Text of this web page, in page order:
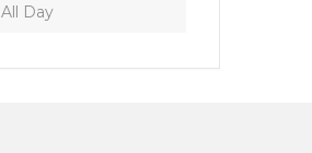
All Day